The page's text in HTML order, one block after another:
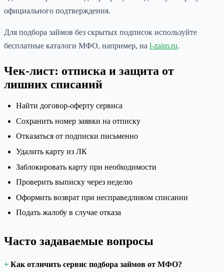
официального подтверждения.
Для подбора займов без скрытых подписок используйте
бесплатные каталоги МФО, например, на l-zaim.ru.
Чек-лист: отписка и защита от
лишних списаний
Найти договор-оферту сервиса
Сохранить номер заявки на отписку
Отказаться от подписки письменно
Удалить карту из ЛК
Заблокировать карту при необходимости
Проверить выписку через неделю
Оформить возврат при несправедливом списании
Подать жалобу в случае отказа
Часто задаваемые вопросы
Как отличить сервис подбора займов от МФО?